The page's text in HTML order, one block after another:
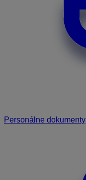
Personálne dokumenty